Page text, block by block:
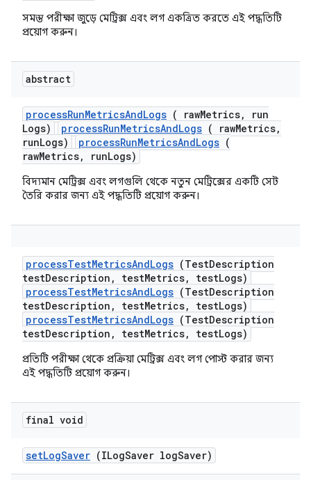
সমস্ত পরীক্ষা জুড়ে মেট্রিক্স এবং লগ একত্রিত করতে এই পদ্ধতিটি
প্রয়োগ করুন।
abstract
processRunMetricsAndLogs ( rawMetrics,
run
Logs)
processRunMetricsAndLogs ( rawMetrics,
runLogs)
processRunMetricsAndLogs (
rawMetrics, runLogs)
বিদ্যমান মেট্রিক্স এবং লগগুলি থেকে নতুন মেট্রিক্সের একটি সেট
তৈরি করার জন্য এই পদ্ধতিটি প্রয়োগ করুন।
processTestMetricsAndLogs (TestDescription
testDescription , testMetrics, testLogs)
processTestMetricsAndLogs (TestDescription
testDescription, testMetrics, testLogs)
processTestMetricsAndLogs (TestDescription
testDescription, testMetrics, testLogs)
প্রতিটি পরীক্ষা থেকে প্রক্রিয়া মেট্রিক্স এবং লগ পোস্ট করার জন্য
এই পদ্ধতিটি প্রয়োগ করুন।
final void
setLogSaver (ILogSaver logSaver)